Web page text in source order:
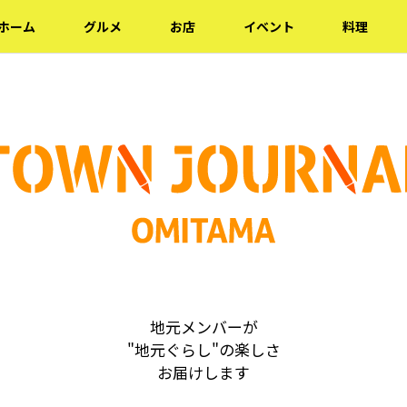
ーム グルメ お店 イベント 料理
地元メンバーが
"地元ぐらし"の楽しさ
お届けします